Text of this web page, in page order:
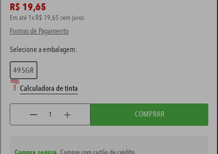
R$ 19,65
Em até 1x R$ 19,65 sem juros
Formas de Pagamento
495GR
Calculadora de tinta
COMPRAR
8º spray
massa corrida
verniz